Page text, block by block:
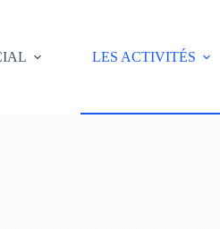
LES ACTIVITÉS